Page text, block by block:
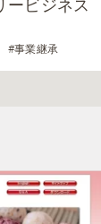
ービジネス
#事業継承